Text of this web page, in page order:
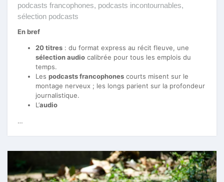
podcasts francophones, podcasts incontournables,
sélection podcasts
En bref
20 titres : du format express au récit fleuve, une
sélection audio calibrée pour tous les emplois du
temps.
Les podcasts francophones courts misent sur le
montage nerveux ; les longs parient sur la profondeur
journalistique.
L’audio
…